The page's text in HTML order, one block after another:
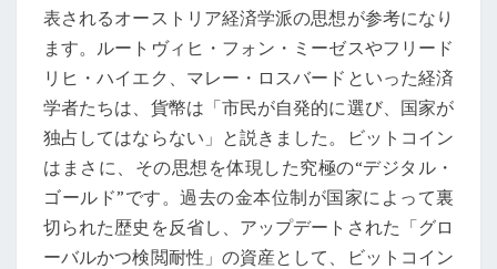
表されるオーストリア経済学派の思想が参考になり
ます。ルートヴィヒ・フォン・ミーゼスやフリード
リヒ・ハイエク、マレー・ロスバードといった経済
学者たちは、貨幣は「市民が自発的に選び、国家が
独占してはならない」と説きました。ビットコイン
はまさに、その思想を体現した究極の“デジタル・
ゴールド”です。過去の金本位制が国家によって裏
切られた歴史を反省し、アップデートされた「グロ
ーバルかつ検閲耐性」の資産として、ビットコイン